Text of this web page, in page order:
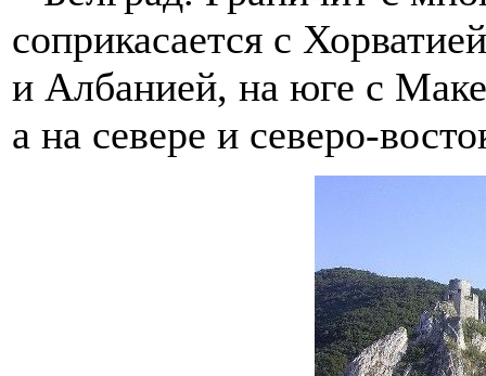
соприкасается с
и Албанией, на юге с
а на севере и северо-